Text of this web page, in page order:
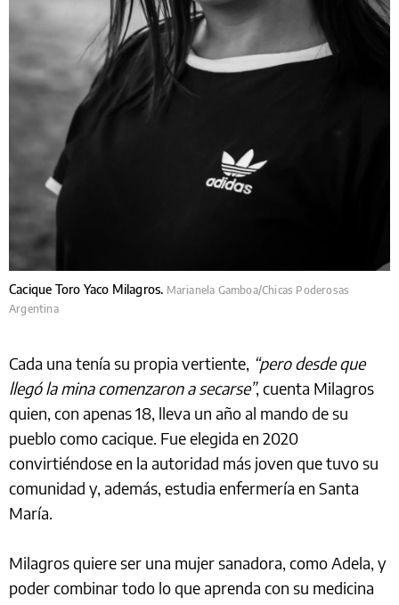
Cacique Toro Yaco Milagros. Marianela Gamboa/Chicas Poderosas
Argentina
Cada una tenía su propia vertiente, “pero desde que
llegó la mina comenzaron a secarse”, cuenta Milagros
quien, con apenas 18, lleva un año al mando de su
pueblo como cacique. Fue elegida en 2020
convirtiéndose en la autoridad más joven que tuvo su
comunidad y, además, estudia enfermería en Santa
María.
Milagros quiere ser una mujer sanadora, como Adela, y
poder combinar todo lo que aprenda con su medicina